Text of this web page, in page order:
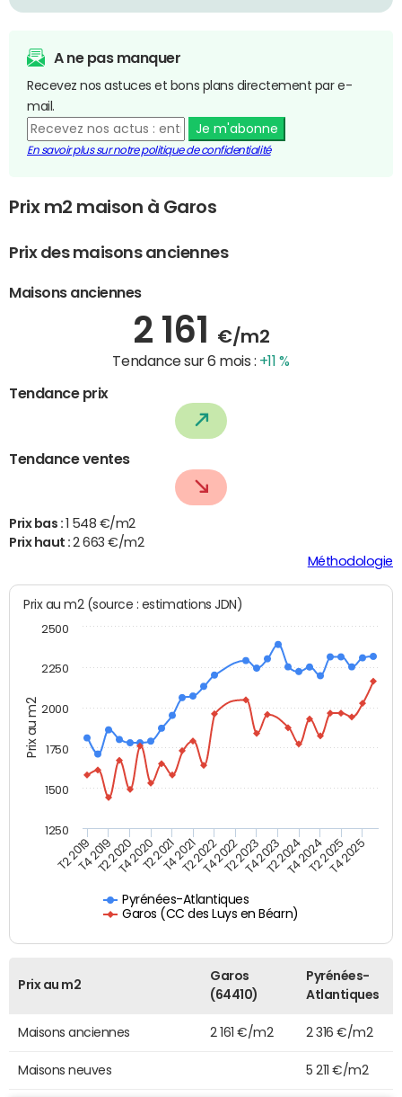
A ne pas manquer
Recevez nos astuces et bons plans directement par e-
mail.
Je m'abonne
En savoir plus sur notre politique de confidentialité
Prix m2 maison à Garos
Prix des maisons anciennes
Maisons anciennes
2 161 €/m2
Tendance sur 6 mois : +11 %
Tendance prix
Tendance ventes
Prix bas :
1 548 €/m2
Prix haut :2 663 €/m2
Méthodologie
Prix au m2
Prix au m2 (source : estimations JDN)
Pyrénées-Atlantiques
Garos (CC des Luys en Béarn)
T2 2019T4 2019T2 2020T4 2020T2 2021T4 2021T2 2022T4 2022T2 2023T4 2023T2 2024T4 2024T2 2025T4 2025
1250
1500
1750
2000
2250
2500
Prix au m2
Garos
(64410)
Pyrénées-
Atlantiques
Maisons anciennes 2 161 €/m2 2 316 €/m2
Maisons neuves 5 211 €/m2